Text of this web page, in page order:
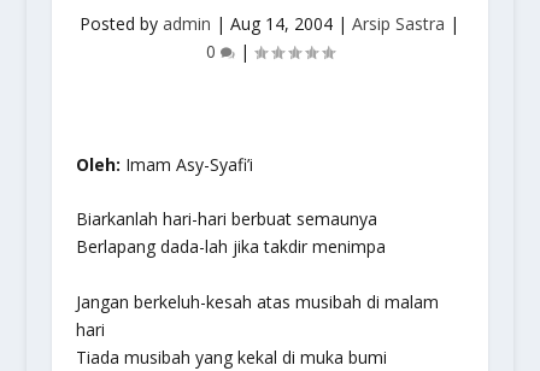
Posted byadmin |Aug 14, 2004 |Arsip Sastra |
0
|
Oleh: Imam Asy-Syafi’i
Biarkanlah hari-hari berbuat semaunya
Berlapang dada-lah jika takdir menimpa
Jangan berkeluh-kesah atas musibah di malam
hari
Tiada musibah yang kekal di muka bumi